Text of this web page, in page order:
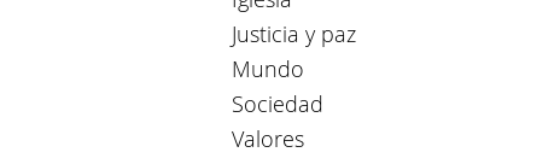
Justicia y paz
Mundo
Sociedad
Valores